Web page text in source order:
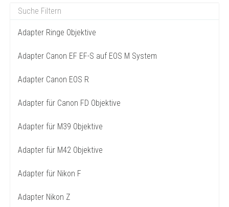
Adapter Ringe Objektive
Adapter Canon EF EF-S auf EOS M System
Adapter Canon EOS R
Adapter für Canon FD Objektive
Adapter für M39 Objektive
Adapter für M42 Objektive
Adapter für Nikon F
Adapter Nikon Z